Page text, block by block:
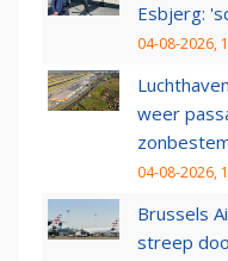
Esbjerg:
04-08-2026,
weer
04-08-2026,
Brussels
streep